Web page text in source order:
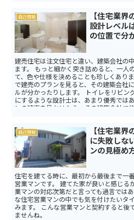
自己啓発
【住宅業
設計レベル
の位置で分
建売住宅は注文住宅と違い、建築会社の
ます。 もっと細かく突き詰めると、一人
て、色や仕様を決めることも珍しくあり
で建売のプランを見ると、その建築会社
ルが分かったりします。 トイレをリビン
にするような設計士は、あまり優秀では
ンの建売を見かけたら、その建築会社で
自己啓発
【住宅業
に失敗しな
ンの見極め
住宅を建てる時に、最初から最後まで一
営業マンです。 建てた家が良いと感じる
業マンの対応次第だと言っても過言では
な住宅営業マンの中でも気を付けたいタ
みます。 こんな営業マンと契約すると後
ませんね。